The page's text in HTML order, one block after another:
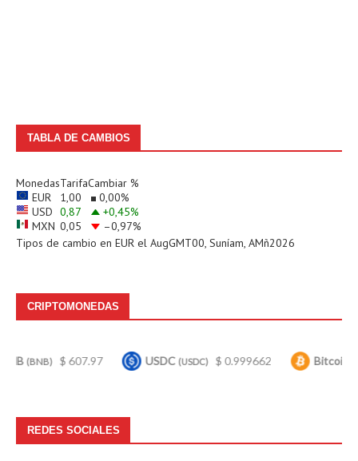
TABLA DE CAMBIOS
MonedasTarifaCambiar %
EUR
1,00 0,00%
USD 0,87 +0,45%
MXN 0,05 –0,97%
Tipos de cambio en EUR el AugGMT00, Suníam, AMñ2026
CRIPTOMONEDAS
$ 607.97 USDC(USDC) $ 0.999662 Bitcoin(BTC) $
REDES SOCIALES